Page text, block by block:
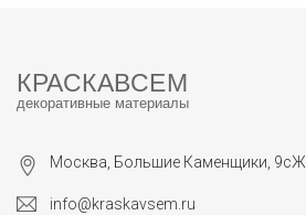
КРАСКАВСЕМ
декоративные материалы
Москва, Большие Каменщики, 9сЖ
info@kraskavsem.ru